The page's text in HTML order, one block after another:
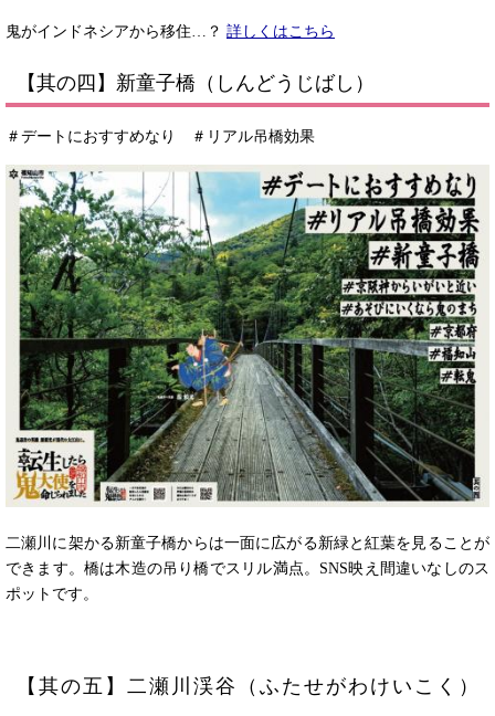
鬼がインドネシアから移住…？ 詳しくはこちら
【其の四】新童子橋（しんどうじばし）
＃デートにおすすめなり ＃リアル吊橋効果
二瀬川に架かる新童子橋からは一面に広がる新緑と紅葉を見ることが
できます。橋は木造の吊り橋でスリル満点。SNS映え間違いなしのス
ポットです。
【其の五】二瀬川渓谷（ふたせがわけいこく）